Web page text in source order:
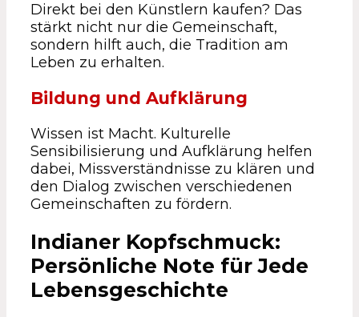
Direkt bei den Künstlern kaufen? Das
stärkt nicht nur die Gemeinschaft,
sondern hilft auch, die Tradition am
Leben zu erhalten.
Bildung und Aufklärung
Wissen ist Macht. Kulturelle
Sensibilisierung und Aufklärung helfen
dabei, Missverständnisse zu klären und
den Dialog zwischen verschiedenen
Gemeinschaften zu fördern.
Indianer Kopfschmuck:
Persönliche Note für Jede
Lebensgeschichte